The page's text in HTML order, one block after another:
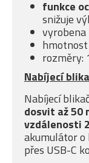
funkce
snižuje
rozměry:
Nabíjecí
Nabíjecí
dosvit až 50
vzdálenosti
akumulátor o
přes USB-C